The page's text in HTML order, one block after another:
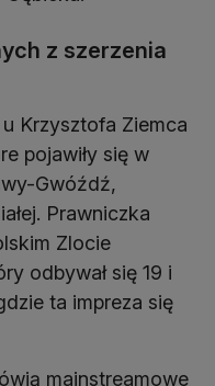
z szerzenia
Krzysztofa Ziemca
pojawiły się w
Gwóźdź,
Prawniczka
Zlocie
odbywał się 19 i
ta impreza się
mainstreamowe